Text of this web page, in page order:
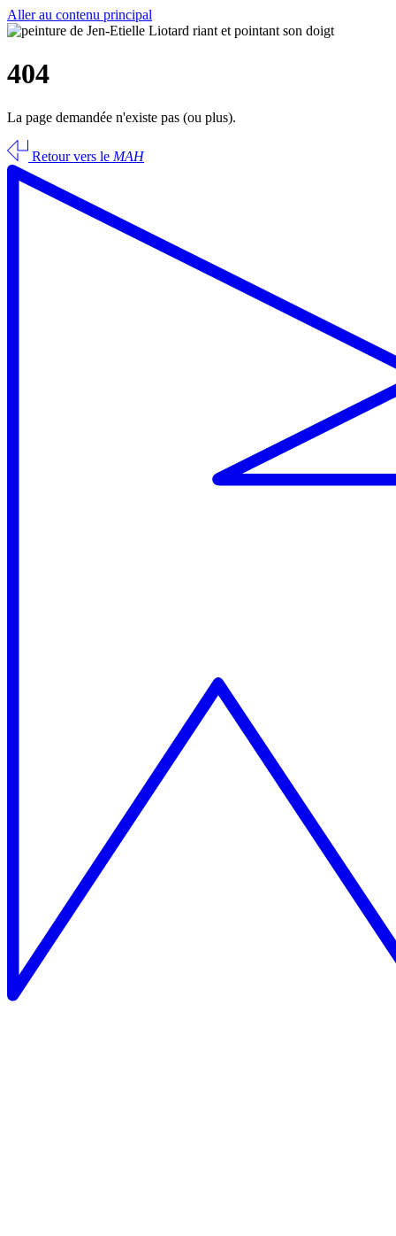
Aller au contenu principal
404
La page demandée n'existe pas (ou plus).
Retour vers le MAH